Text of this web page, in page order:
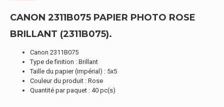
CANON 2311B075 PAPIER PHOTO ROSE
BRILLANT (2311B075).
Canon 2311B075
Type de finition : Brillant
Taille du papier (impérial) : 5x5
Couleur du produit : Rose
Quantité par paquet : 40 pc(s)